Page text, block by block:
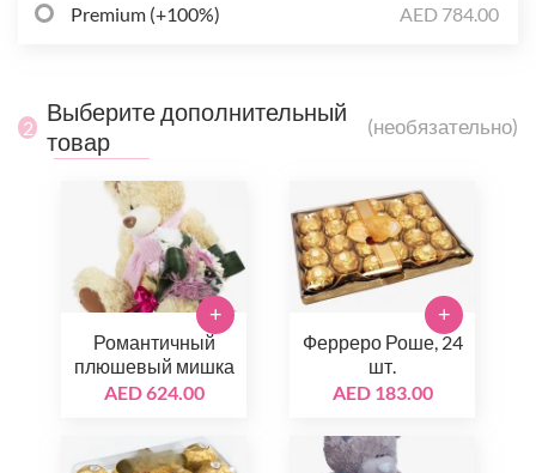
Premium (+100%) AED 784.00
2
Выберите дополнительный
товар
(необязательно)
Романтичный
плюшевый мишка
AED 624.00
+
Ферреро Роше, 24
шт.
AED 183.00
+